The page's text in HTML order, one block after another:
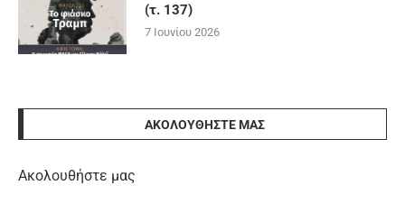
(τ. 137)
7 Ιουνίου 2026
ΑΚΟΛΟΥΘΉΣΤΕ ΜΑΣ
Ακολουθήστε μας